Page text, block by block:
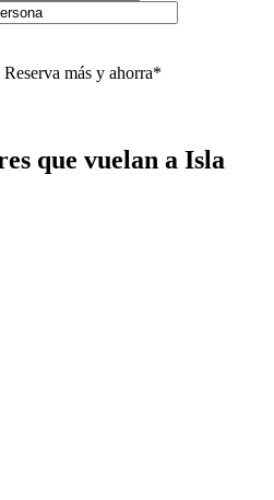
más y ahorra*
que vuelan a Isla